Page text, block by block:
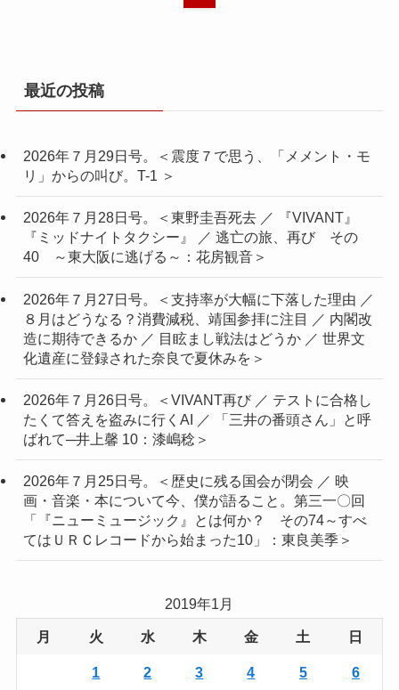
最近の投稿
2026年７月29日号。＜震度７で思う、「メメント・モ
リ」からの叫び。T-1 ＞
2026年７月28日号。＜東野圭吾死去 ／ 『VIVANT』
『ミッドナイトタクシー』 ／ 逃亡の旅、再び その
40 ～東大阪に逃げる～：花房観音＞
2026年７月27日号。＜支持率が大幅に下落した理由 ／
８月はどうなる？消費減税、靖国参拝に注目 ／ 内閣改
造に期待できるか ／ 目眩まし戦法はどうか ／ 世界文
化遺産に登録された奈良で夏休みを＞
2026年７月26日号。＜VIVANT再び ／ テストに合格し
たくて答えを盗みに行くAI ／ 「三井の番頭さん」と呼
ばれて─井上馨 10：漆嶋稔＞
2026年７月25日号。＜歴史に残る国会が閉会 ／ 映
画・音楽・本について今、僕が語ること。第三一〇回
「『ニューミュージック』とは何か？ その74～すべ
てはＵＲＣレコードから始まった10」：東良美季＞
2019年1月
月 火 水 木 金 土 日
1 2 3 4 5 6